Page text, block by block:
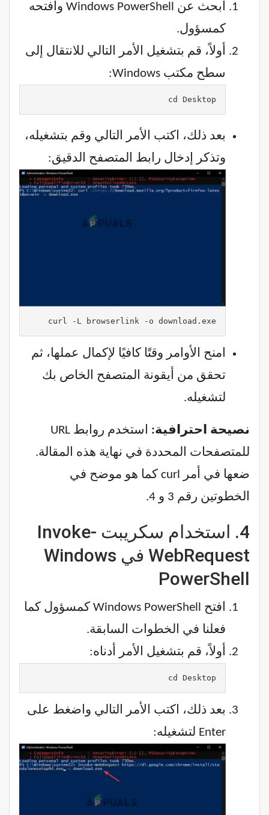
ابحث عن Windows PowerShell وافتحه
كمسؤول.
أولاً، قم بتشغيل الأمر التالي للانتقال إلى
سطح مكتب Windows:
cd Desktop
بعد ذلك، اكتب الأمر التالي وقم بتشغيله،
وتذكر إدخال رابط المتصفح الدقيق:
curl -L browserlink -o download.exe
امنح الأوامر وقتًا كافيًا لإكمال عملها، ثم
تحقق من أيقونة المتصفح الخاص بك
لتشغيله.
نصيحة احترافية:
استخدم روابط URL
للمتصفحات المحددة في نهاية هذه المقالة.
ضعها في أمر curl كما هو موضح في
الخطوتين رقم 3 و 4.
4. استخدام سكريبت Invoke-
WebRequest في Windows
PowerShell
افتح Windows PowerShell كمسؤول كما
فعلنا في الخطوات السابقة.
أولاً، قم بتشغيل الأمر أدناه:
cd Desktop
بعد ذلك، اكتب الأمر التالي واضغط على
Enter لتشغيله: